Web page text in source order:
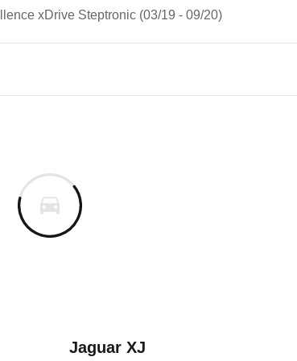
xDrive Steptronic (03/19 - 09/20)
wie das ausgewählte
Fahrzeuge genau betroffen
Jaguar XJ